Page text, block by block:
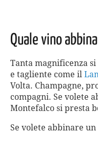
Quale vino
Tanta magnificenza
e tagliente come il
Volta. Champagne,
compagni. Se volete
Montefalco si presta
Se volete abbinare